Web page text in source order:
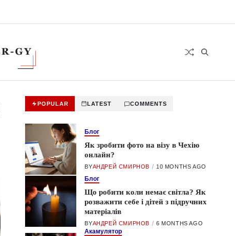
POPULAR LATEST COMMENTS
Блог
Як зробити фото на візу в Чехію
онлайн?
BYАНДРЕЙ СМИРНОВ 10 MONTHS AGO
Блог
Що робити коли немає світла? Як
розважити себе і дітей з підручних
матеріалів
BYАНДРЕЙ СМИРНОВ 6 MONTHS AGO
Акамулятор